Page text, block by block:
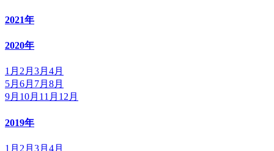
2021年
2020年
1月 2月 3月 4月
5月 6月 7月 8月
9月 10月 11月 12月
2019年
1月 2月 3月 4月